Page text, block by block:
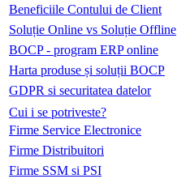
Beneficiile Contului de Client
Soluție Online vs Soluție Offline
BOCP - program ERP online
Harta produse și soluții BOCP
GDPR si securitatea datelor
Cui i se potriveste?
Firme Service Electronice
Firme Distribuitori
Firme SSM si PSI